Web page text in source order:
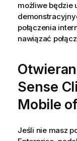
możliwe będzie
połączenia
nawiązać
Sense
Mobile
Jeśli nie masz